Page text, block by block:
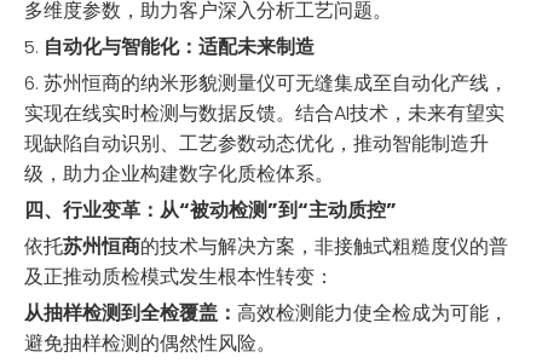
多维度参数，助力客户深入分析工艺问题。
5. 自动化与智能化：适配未来制造
6. 苏州恒商的纳米形貌测量仪可无缝集成至自动化产线，
实现在线实时检测与数据反馈。结合AI技术，未来有望实
现缺陷自动识别、工艺参数动态优化，推动智能制造升
级，助力企业构建数字化质检体系。
四、行业变革：从“被动检测”到“主动质控”
依托苏州恒商的技术与解决方案，非接触式粗糙度仪的普
及正推动质检模式发生根本性转变：
从抽样检测到全检覆盖： 高效检测能力使全检成为可能，
避免抽样检测的偶然性风险。